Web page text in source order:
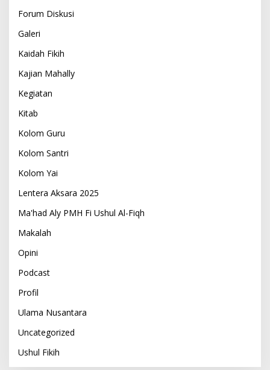
Forum Diskusi
Galeri
Kaidah Fikih
Kajian Mahally
Kegiatan
Kitab
Kolom Guru
Kolom Santri
Kolom Yai
Lentera Aksara 2025
Ma'had Aly PMH Fi Ushul Al-Fiqh
Makalah
Opini
Podcast
Profil
Ulama Nusantara
Uncategorized
Ushul Fikih